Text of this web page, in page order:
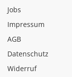
Jobs
Impressum
AGB
Datenschutz
Widerruf